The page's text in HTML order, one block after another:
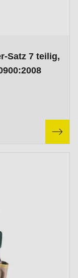
Satz 7 teilig,
on the product page